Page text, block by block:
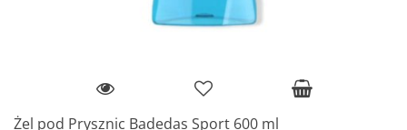
Żel pod Prysznic Badedas Sport 600 ml